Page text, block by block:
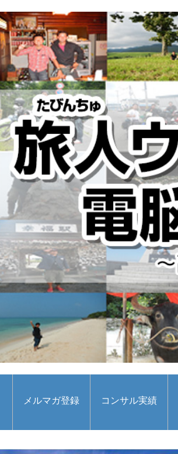
メルマガ登録 コンサル実績